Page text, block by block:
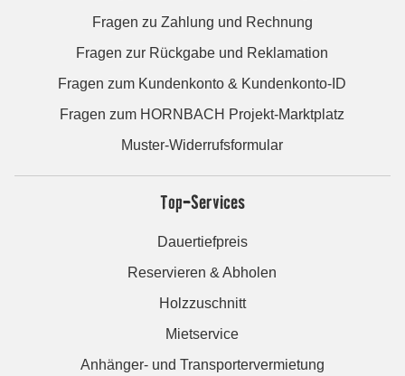
Fragen zu Zahlung und Rechnung
Fragen zur Rückgabe und Reklamation
Fragen zum Kundenkonto & Kundenkonto-ID
Fragen zum HORNBACH Projekt-Marktplatz
Muster-Widerrufsformular
Top-Services
Dauertiefpreis
Reservieren & Abholen
Holzzuschnitt
Mietservice
Anhänger- und Transportervermietung